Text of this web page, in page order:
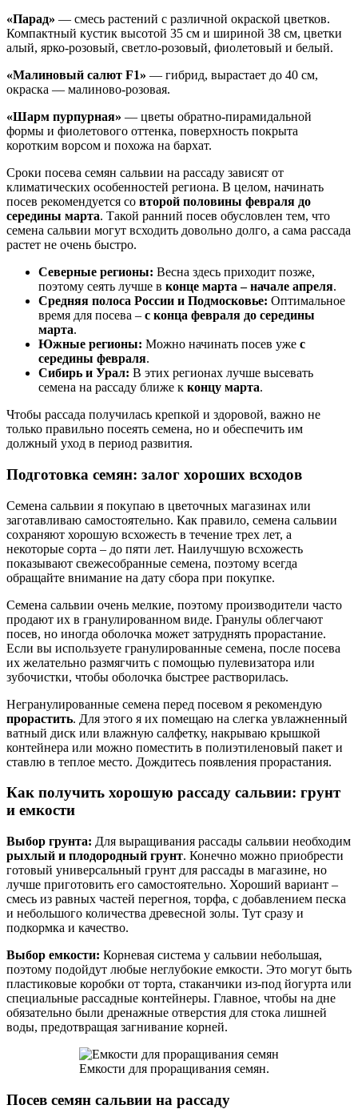
«Парад» — смесь растений с различной окраской цветков.
Компактный кустик высотой 35 см и шириной 38 см, цветки
алый, ярко-розовый, светло-розовый, фиолетовый и белый.
«Малиновый салют F1» — гибрид, вырастает до 40 см,
окраска — малиново-розовая.
«Шарм пурпурная» — цветы обратно-пирамидальной
формы и фиолетового оттенка, поверхность покрыта
коротким ворсом и похожа на бархат.
Сроки посева семян сальвии на рассаду зависят от
климатических особенностей региона. В целом, начинать
посев рекомендуется со второй половины февраля до
середины марта. Такой ранний посев обусловлен тем, что
семена сальвии могут всходить довольно долго, а сама рассада
растет не очень быстро.
Северные регионы: Весна здесь приходит позже,
поэтому сеять лучше в конце марта – начале апреля.
Средняя полоса России и Подмосковье: Оптимальное
время для посева – с конца февраля до середины
марта.
Южные регионы: Можно начинать посев уже с
середины февраля.
Сибирь и Урал: В этих регионах лучше высевать
семена на рассаду ближе к концу марта.
Чтобы рассада получилась крепкой и здоровой, важно не
только правильно посеять семена, но и обеспечить им
должный уход в период развития.
Подготовка семян: залог хороших всходов
Семена сальвии я покупаю в цветочных магазинах или
заготавливаю самостоятельно. Как правило, семена сальвии
сохраняют хорошую всхожесть в течение трех лет, а
некоторые сорта – до пяти лет. Наилучшую всхожесть
показывают свежесобранные семена, поэтому всегда
обращайте внимание на дату сбора при покупке.
Семена сальвии очень мелкие, поэтому производители часто
продают их в гранулированном виде. Гранулы облегчают
посев, но иногда оболочка может затруднять прорастание.
Если вы используете гранулированные семена, после посева
их желательно размягчить с помощью пулевизатора или
зубочистки, чтобы оболочка быстрее растворилась.
Негранулированные семена перед посевом я рекомендую
прорастить. Для этого я их помещаю на слегка увлажненный
ватный диск или влажную салфетку, накрываю крышкой
контейнера или можно поместить в полиэтиленовый пакет и
ставлю в теплое место. Дождитесь появления прорастания.
Как получить хорошую рассаду сальвии: грунт
и емкости
Выбор грунта: Для выращивания рассады сальвии необходим
рыхлый и плодородный грунт. Конечно можно приобрести
готовый универсальный грунт для рассады в магазине, но
лучше приготовить его самостоятельно. Хороший вариант –
смесь из равных частей перегноя, торфа, с добавлением песка
и небольшого количества древесной золы. Тут сразу и
подкормка и качество.
Выбор емкости: Корневая система у сальвии небольшая,
поэтому подойдут любые неглубокие емкости. Это могут быть
пластиковые коробки от торта, стаканчики из-под йогурта или
специальные рассадные контейнеры. Главное, чтобы на дне
обязательно были дренажные отверстия для стока лишней
воды, предотвращая загнивание корней.
Емкости для проращивания семян.
Посев семян сальвии на рассаду